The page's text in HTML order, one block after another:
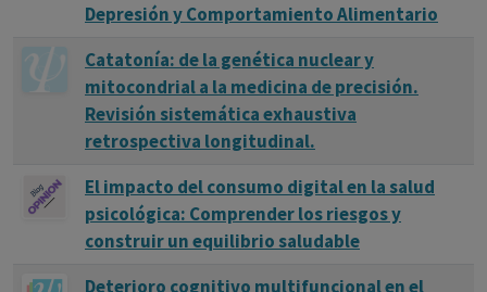
Depresión y Comportamiento Alimentario
Catatonía: de la genética nuclear y
mitocondrial a la medicina de precisión.
Revisión sistemática exhaustiva
retrospectiva longitudinal.
El impacto del consumo digital en la salud
psicológica: Comprender los riesgos y
construir un equilibrio saludable
Deterioro cognitivo multifuncional en el